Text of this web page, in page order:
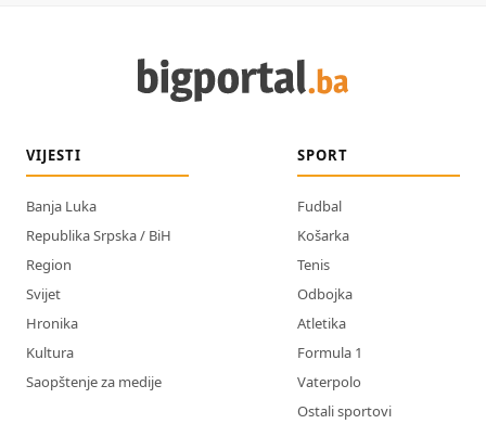
VIJESTI
Banja Luka
Republika Srpska / BiH
Region
Svijet
Hronika
Kultura
Saopštenje za medije
SPORT
Fudbal
Košarka
Tenis
Odbojka
Atletika
Formula 1
Vaterpolo
Ostali sportovi